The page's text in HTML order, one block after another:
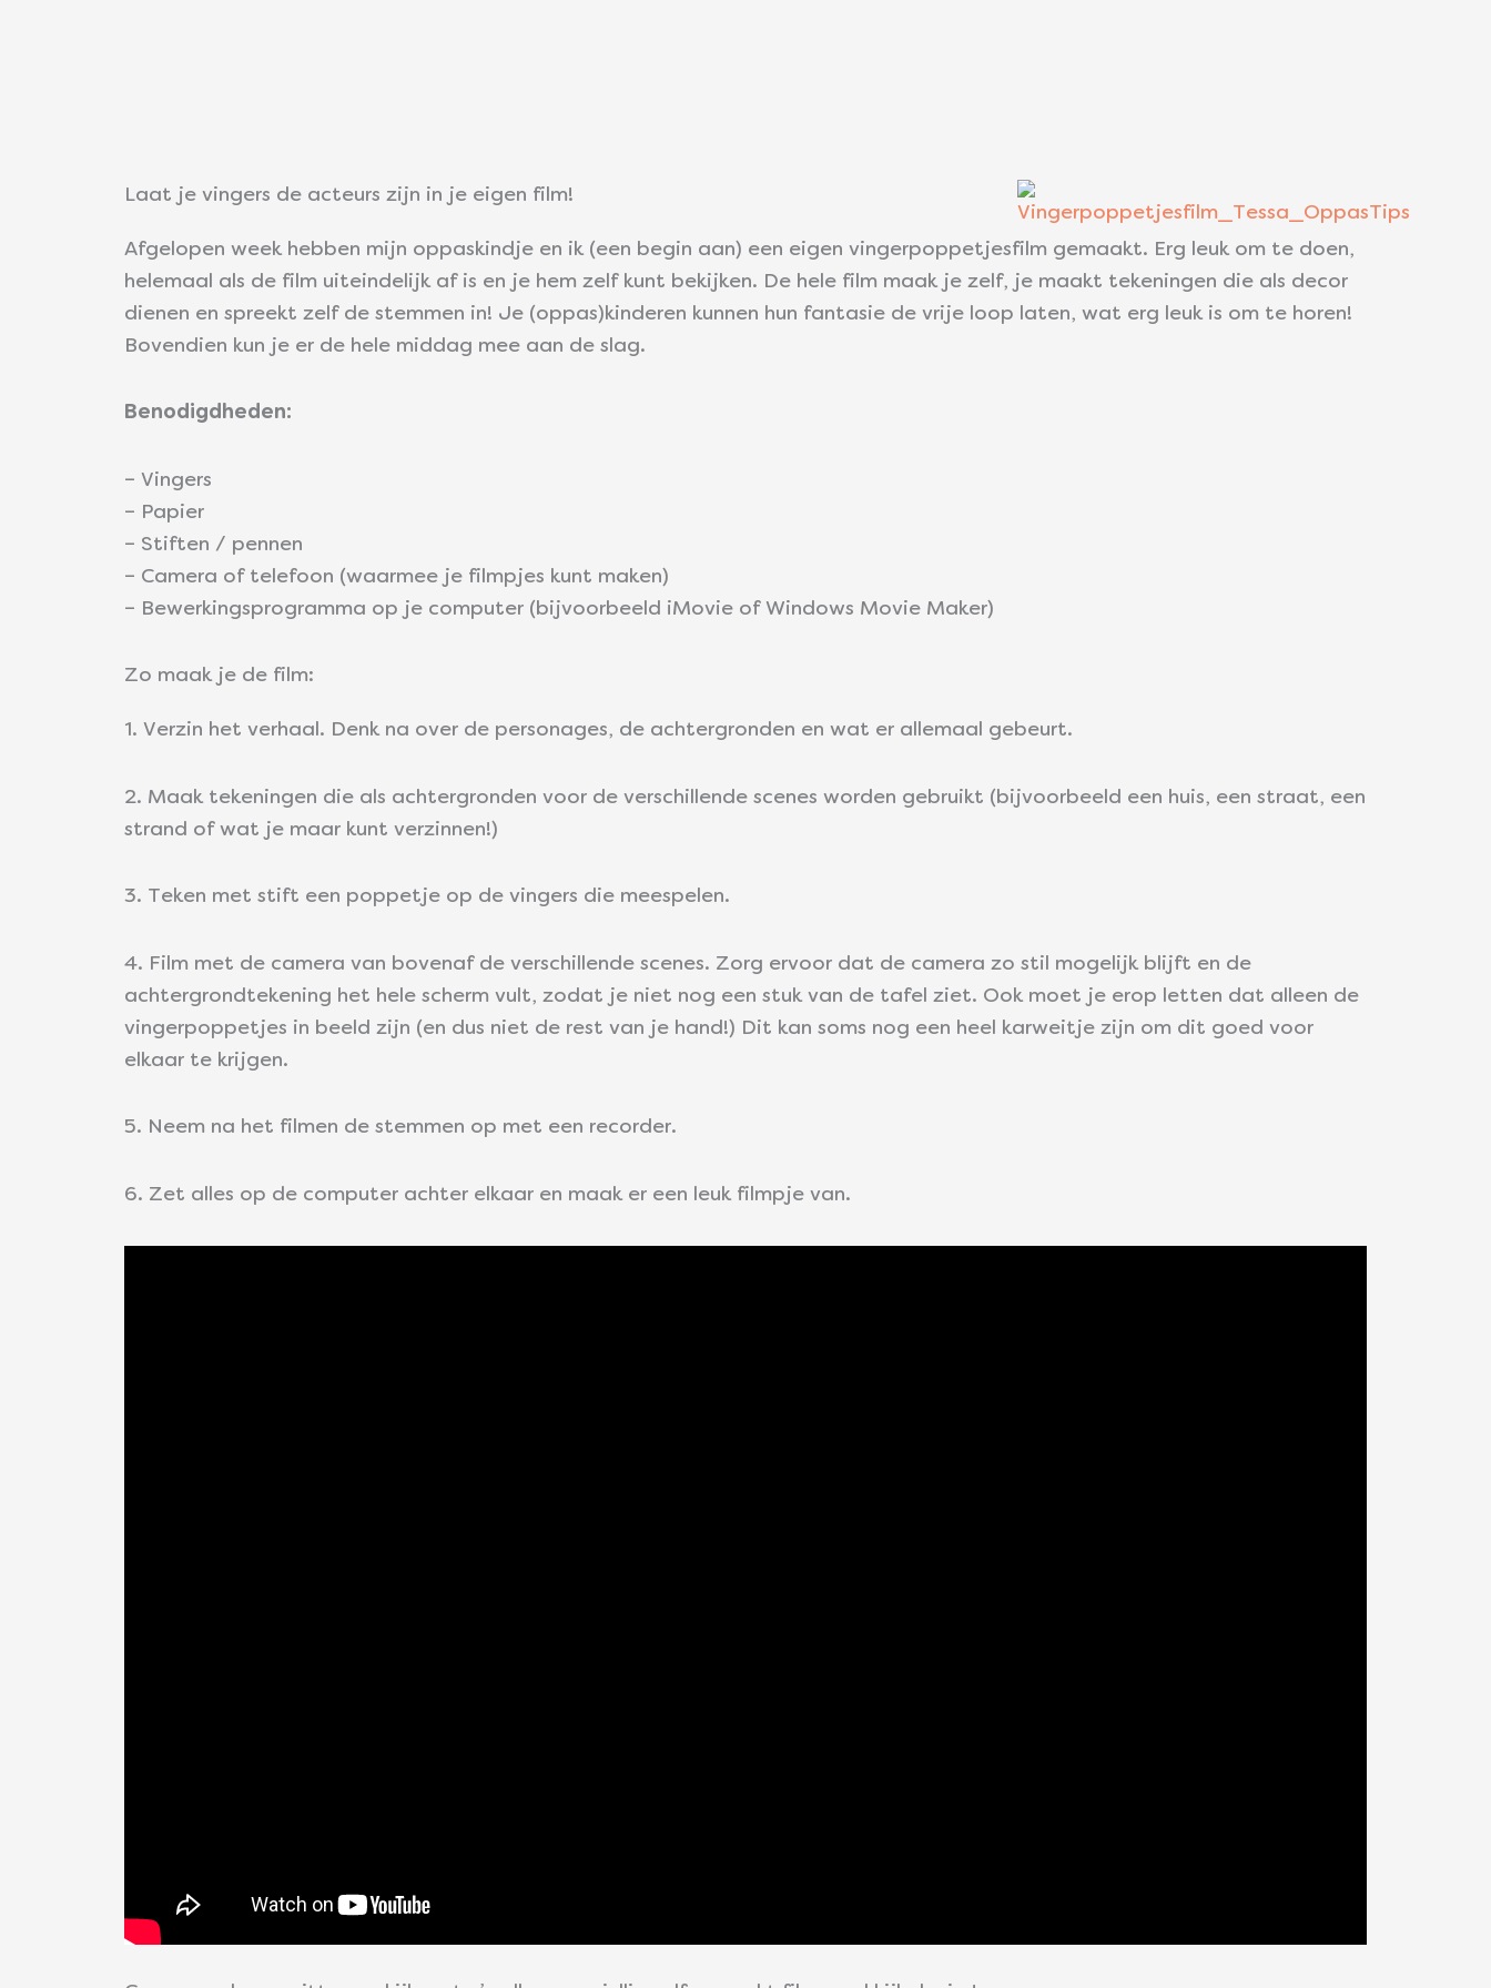
Laat je vingers de acteurs zijn in je eigen film!
Afgelopen week hebben mijn oppaskindje en ik (een begin aan) een eigen vingerpoppetjesfilm gemaakt. Erg leuk om te doen,
helemaal als de film uiteindelijk af is en je hem zelf kunt bekijken. De hele film maak je zelf, je maakt tekeningen die als decor
dienen en spreekt zelf de stemmen in! Je (oppas)kinderen kunnen hun fantasie de vrije loop laten, wat erg leuk is om te horen!
Bovendien kun je er de hele middag mee aan de slag.
Benodigdheden:
– Vingers
– Papier
– Stiften / pennen
– Camera of telefoon (waarmee je filmpjes kunt maken)
– Bewerkingsprogramma op je computer (bijvoorbeeld iMovie of Windows Movie Maker)
Zo maak je de film:
1. Verzin het verhaal. Denk na over de personages, de achtergronden en wat er allemaal gebeurt.
2. Maak tekeningen die als achtergronden voor de verschillende scenes worden gebruikt (bijvoorbeeld een huis, een straat, een
strand of wat je maar kunt verzinnen!)
3. Teken met stift een poppetje op de vingers die meespelen.
4. Film met de camera van bovenaf de verschillende scenes. Zorg ervoor dat de camera zo stil mogelijk blijft en de
achtergrondtekening het hele scherm vult, zodat je niet nog een stuk van de tafel ziet. Ook moet je erop letten dat alleen de
vingerpoppetjes in beeld zijn (en dus niet de rest van je hand!) Dit kan soms nog een heel karweitje zijn om dit goed voor
elkaar te krijgen.
5. Neem na het filmen de stemmen op met een recorder.
6. Zet alles op de computer achter elkaar en maak er een leuk filmpje van.